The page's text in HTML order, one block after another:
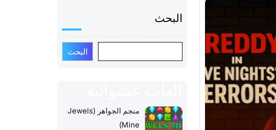
البحث
البحث
منجم الجواهر (Jewels
Mine)